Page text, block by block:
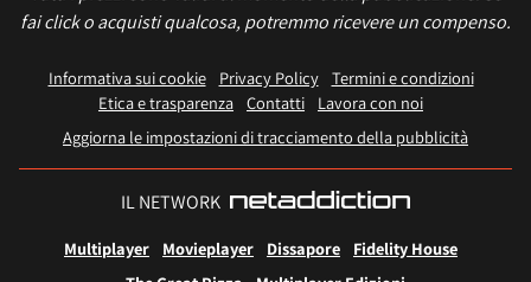
fai click o acquisti qualcosa, potremmo ricevere un compenso.
Informativa sui cookie Privacy Policy
Termini e condizioni
Etica e trasparenza Contatti
Lavora con noi
Aggiorna le impostazioni di tracciamento della pubblicità
IL NETWORK
Multiplayer Movieplayer Dissapore
Fidelity House